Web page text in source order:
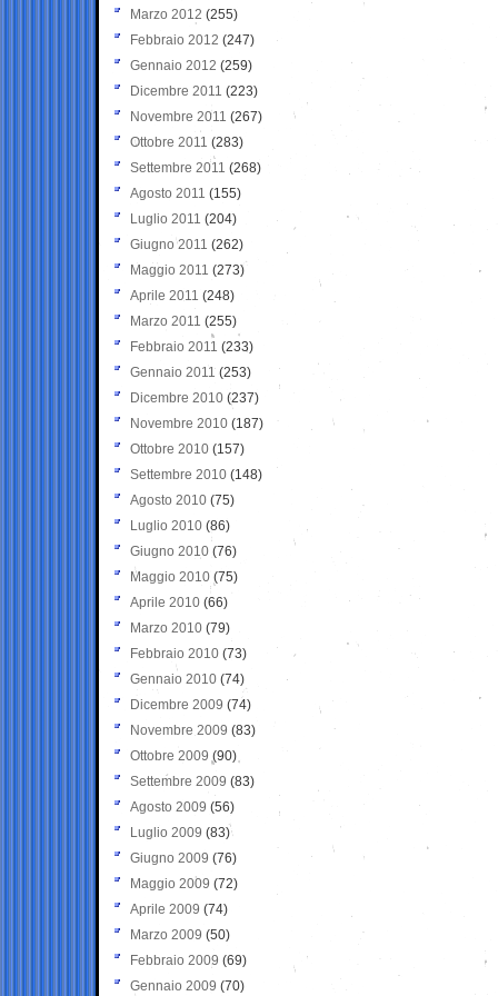
Marzo 2012 (255)
Febbraio 2012 (247)
Gennaio 2012 (259)
Dicembre 2011 (223)
Novembre 2011 (267)
Ottobre 2011 (283)
Settembre 2011 (268)
Agosto 2011 (155)
Luglio 2011 (204)
Giugno 2011 (262)
Maggio 2011 (273)
Aprile 2011 (248)
Marzo 2011 (255)
Febbraio 2011 (233)
Gennaio 2011 (253)
Dicembre 2010 (237)
Novembre 2010 (187)
Ottobre 2010 (157)
Settembre 2010 (148)
Agosto 2010 (75)
Luglio 2010 (86)
Giugno 2010 (76)
Maggio 2010 (75)
Aprile 2010 (66)
Marzo 2010 (79)
Febbraio 2010 (73)
Gennaio 2010 (74)
Dicembre 2009 (74)
Novembre 2009 (83)
Ottobre 2009 (90)
Settembre 2009 (83)
Agosto 2009 (56)
Luglio 2009 (83)
Giugno 2009 (76)
Maggio 2009 (72)
Aprile 2009 (74)
Marzo 2009 (50)
Febbraio 2009 (69)
Gennaio 2009 (70)